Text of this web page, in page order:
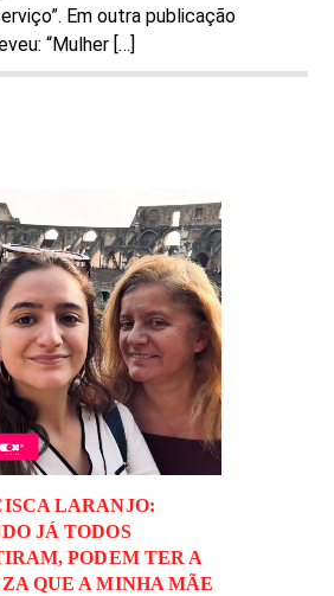
Em outra publicação
“Mulher […]
LARANJO:
JÁ TODOS
PODEM TER A
QUE A MINHA MÃE